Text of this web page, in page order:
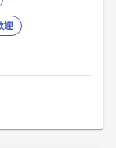
迎